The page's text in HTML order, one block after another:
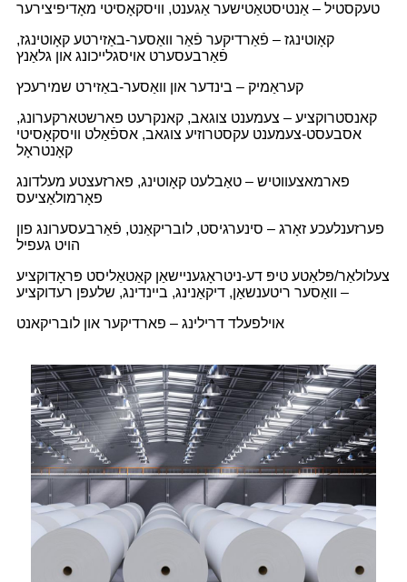
טעקסטיל – אַנטיסטאַטישער אַגענט, וויסקאָסיטי מאָדיפיצירער
קאָוטינגז – פֿאַרדיקער פֿאַר וואַסער-באַזירטע קאָוטינגז,
פֿאַרבעסערט אויסגלייכונג און גלאַנץ
קעראַמיק – בינדער און וואַסער-באַזירט שמירעכץ
קאנסטרוקציע – צעמענט צוגאב, קאנקרעט פארשטארקערונג,
אסבעסט-צעמענט עקסטרוזיע צוגאב, אספֿאַלט וויסקאָסיטי
קאָנטראָל
פארמאצעווטיש – טאַבלעט קאָוטינג, פארזעצטע מעלדונג
פאָרמולאַציעס
פערזענלעכע זאָרג – סינערגיסט, לובריקאַנט, פֿאַרבעסערונג פון
הויט געפיל
צעלולאַר/פּלאַטע טיפּ דע-ניטראָגעניישאַן קאַטאַליסט פּראָדוקציע
– וואַסער ריטענשאַן, דיקאַנינג, ביינדינג, שלעפּן רעדוקציע
אוילפעלד דרילינג – פארדיקער און לובריקאנט